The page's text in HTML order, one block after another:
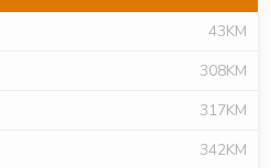
43KM
308KM
317KM
342KM